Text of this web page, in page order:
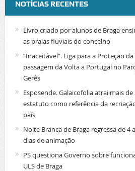
NOTÍCIAS RECENTES
Livro criado por alunos de Braga
as praias fluviais do concelho
“Inaceitável”. Liga para a Proteção
passagem da Volta a Portugal no
Gerês
Esposende. Galaicofolia atrai mais
estatuto como referência da
país
Noite Branca de Braga regressa de
dias de animação
PS questiona Governo sobre
ULS de Braga